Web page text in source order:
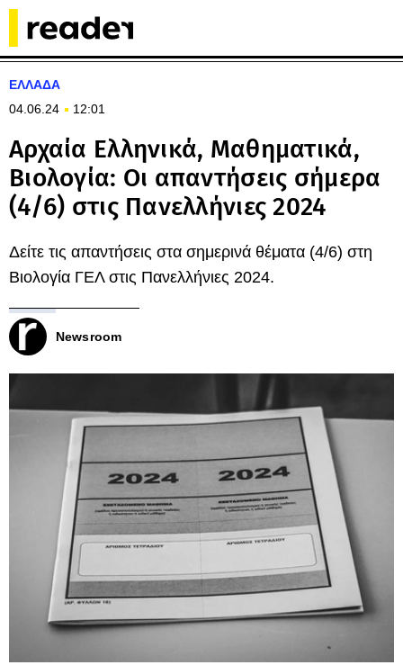
ΕΛΛΑΔΑ
04.06.24
12:01
Αρχαία Ελληνικά, Μαθηματικά,
Βιολογία: Οι απαντήσεις σήμερα
(4/6) στις Πανελλήνιες 2024
Δείτε τις απαντήσεις στα σημερινά θέματα (4/6) στη
Βιολογία ΓΕΛ στις Πανελλήνιες 2024.
Newsroom